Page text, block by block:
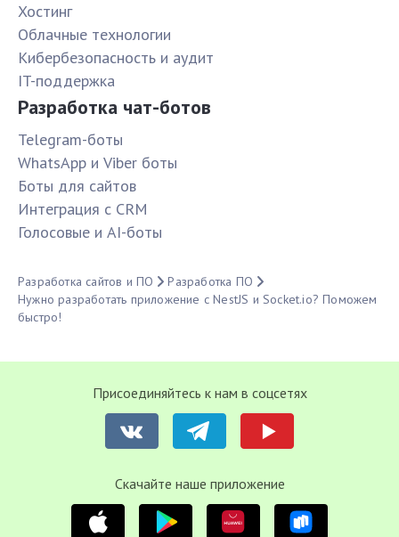
Хостинг
Облачные технологии
Кибербезопасность и аудит
IT-поддержка
Разработка чат-ботов
Telegram-боты
WhatsApp и Viber боты
Боты для сайтов
Интеграция с CRM
Голосовые и AI-боты
Разработка сайтов и ПО
Разработка ПО
Нужно разработать приложение с NestJS и Socket.io? Поможем
быстро!
Присоединяйтесь к нам в соцсетях
Cкачайте наше приложение